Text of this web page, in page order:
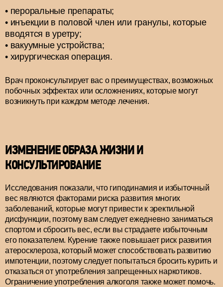
пероральные препараты;
инъекции в половой член или гранулы, которые
вводятся в уретру;
вакуумные устройства;
хирургическая операция.
Врач проконсультирует вас о преимуществах, возможных
побочных эффектах или осложнениях, которые могут
возникнуть при каждом методе лечения.
ИЗМЕНЕНИЕ ОБРАЗА ЖИЗНИ И
КОНСУЛЬТИРОВАНИЕ
Исследования показали, что гиподинамия и избыточный
вес являются факторами риска развития многих
заболеваний, которые могут привести к эректильной
дисфункции, поэтому вам следует ежедневно заниматься
спортом и сбросить вес, если вы страдаете избыточным
его показателем. Курение также повышает риск развития
атеросклероза, который может способствовать развитию
импотенции, поэтому следует попытаться бросить курить и
отказаться от употребления запрещенных наркотиков.
Ограничение употребления алкоголя также может помочь.